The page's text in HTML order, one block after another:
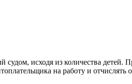
исходя из количества детей.
на работу и отчислять